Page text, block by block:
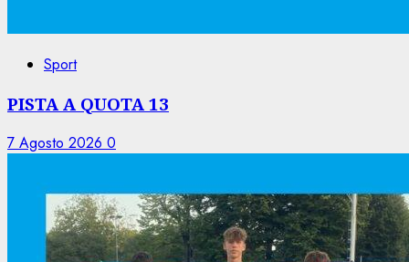
Sport
PISTA A QUOTA 13
7 Agosto 2026 0